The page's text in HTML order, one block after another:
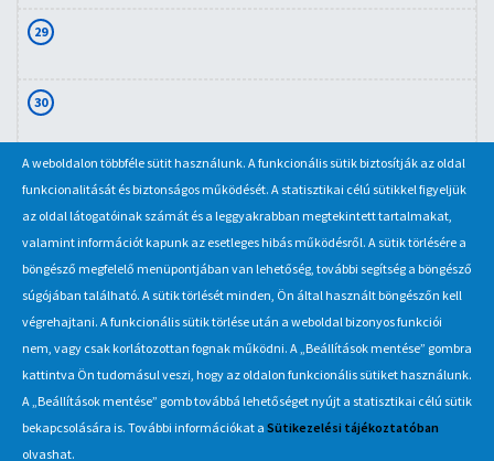
29
30
31
Információ
A weboldalon többféle sütit használunk. A funkcionális sütik biztosítják az oldal
funkcionalitását és biztonságos működését. A statisztikai célú sütikkel figyeljük
az oldal látogatóinak számát és a leggyakrabban megtekintett tartalmakat,
valamint információt kapunk az esetleges hibás működésről. A sütik törlésére a
böngésző megfelelő menüpontjában van lehetőség, további segítség a böngésző
súgójában található. A sütik törlését minden, Ön által használt böngészőn kell
végrehajtani. A funkcionális sütik törlése után a weboldal bizonyos funkciói
nem, vagy csak korlátozottan fognak működni. A „Beállítások mentése” gombra
kattintva Ön tudomásul veszi, hogy az oldalon funkcionális sütiket használunk.
A „Beállítások mentése” gomb továbbá lehetőséget nyújt a statisztikai célú sütik
bekapcsolására is. További információkat a Sütikezelési tájékoztatóban
olvashat.